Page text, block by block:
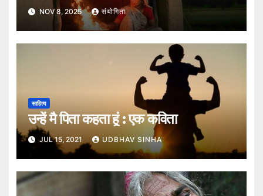
NOV 8, 2025 संयोगिता
साहित्य
उन्हें मै पिता कहता हूं : एक कविता
JUL 15, 2021 UDBHAV SINHA